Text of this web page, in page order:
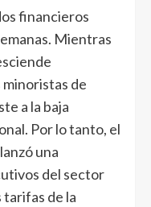
financieros
Mientras
de
a la baja
Por lo tanto, el
una
del sector
de la